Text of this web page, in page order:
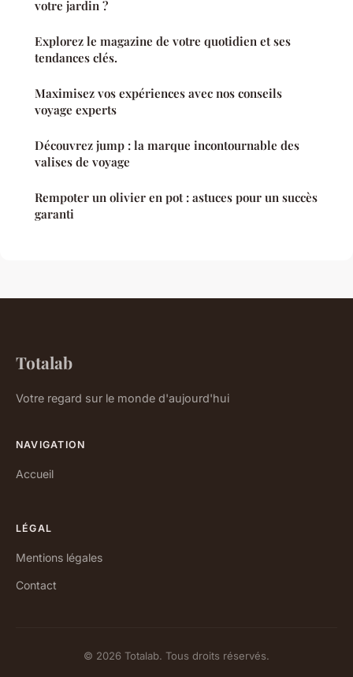
votre jardin ?
Explorez le magazine de votre quotidien et ses
tendances clés.
Maximisez vos expériences avec nos conseils
voyage experts
Découvrez jump : la marque incontournable des
valises de voyage
Rempoter un olivier en pot : astuces pour un succès
garanti
Totalab
Votre regard sur le monde d'aujourd'hui
NAVIGATION
Accueil
LÉGAL
Mentions légales
Contact
© 2026 Totalab. Tous droits réservés.